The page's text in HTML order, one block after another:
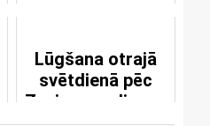
Lūgšana otrajā
svētdienā pēc
Zvaigznes dienas